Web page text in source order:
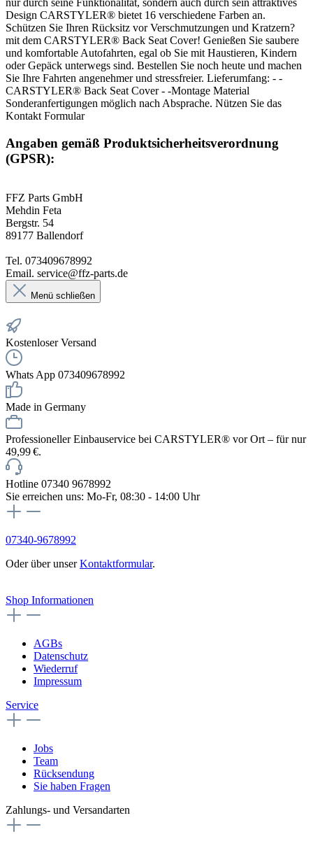
nur durch seine Funktionalität, sondern auch durch sein attraktives
Design CARSTYLER® bietet 16 verschiedene Farben an.
Schützen Sie Ihren Rücksitz vor Verschmutzungen und Kratzern?
mit dem CARSTYLER® Back Seat Cover! Genießen Sie saubere
und komfortable Autofahrten, egal ob Sie mit Haustieren, Kindern
oder Gepäck unterwegs sind. Bestellen Sie noch heute und machen
Sie Ihre Fahrten angenehmer und stressfreier. Lieferumfang: - -
CARSTYLER® Back Seat Cover - -Montage Material
Sonderanfertigungen möglich nach Absprache. Nützen Sie das
Kontakt Formular
Angaben gemäß Produktsicherheitsverordnung
(GPSR):
FFZ Parts GmbH
Mehdin Feta
Bergstr. 54
89177 Ballendorf
Tel. 073409678992
Email. service@ffz-parts.de
Menü schließen
Kostenloser Versand
Whats App 073409678992
Made in Germany
Professioneller Einbauservice bei CARSTYLER® vor Ort – für nur
49,99 €.
Hotline 07340 9678992
Sie erreichen uns: Mo-Fr, 08:30 - 14:00 Uhr
07340-9678992
Oder über unserKontaktformular.
Shop Informationen
AGBs
Datenschutz
Wiederruf
Impressum
Service
Jobs
Team
Rücksendung
Sie haben Fragen
Zahlungs- und Versandarten